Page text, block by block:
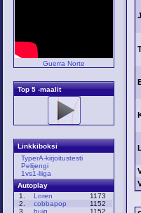
Guerra Norte
Top 5 -maalit
Linkkiboksi
TyperA-kirjoitustesti
Pelijengi
1vs1-liiga
Autoplay
1.
Loren
1173
2.
cobbapop
1152
3.
huig
1152